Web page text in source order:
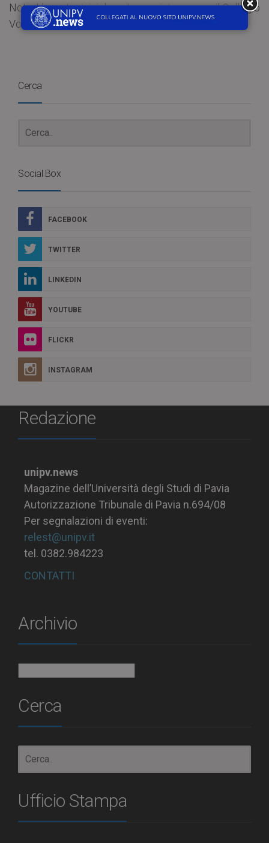
Nota: L’evento, inizialmente previsto presso il Collegio
Volta, è stato spostato a Milano.
Cerca
Social Box
FACEBOOK
TWITTER
LINKEDIN
YOUTUBE
FLICKR
INSTAGRAM
Redazione
unipv.news
Magazine dell’Università degli Studi di Pavia
Autorizzazione Tribunale di Pavia n.694/08
Per segnalazioni di eventi:
relest@unipv.it
tel. 0382.984223
CONTATTI
Archivio
Cerca
Ufficio Stampa